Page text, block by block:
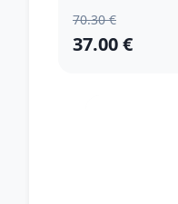
70.30 €
37.00 €